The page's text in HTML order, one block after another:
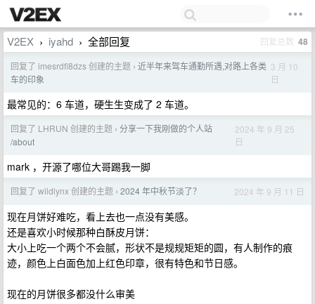
V2EX › iyahd › 全部回复 回复总数 48
回复了 imesrdfi8dzs 创建的主题 › 近半年来驾车通勤所遇,对路上各类
车的印象
3 月 10
日
最常见的：6 车道，硬生生变成了 2 车道。
回复了 LHRUN 创建的主题 › 分享一下我刚做的个人站
/about
2024 年 9 月 25
日
mark ，开源了哪位大哥踢我一脚
回复了 wildlynx 创建的主题 › 2024 年中秋节淡了？ 2024 年 9 月 11 日
现在月饼好难吃，看上去也一点没有美感。
还是喜欢小时候那种白酥皮月饼：
大小上吃一个两个不会腻，形状不是规规矩矩的圆，有人制作的痕
迹，颜色上白面色加上红色印章，很有特色和节日感。
现在的月饼很多都没什么审美